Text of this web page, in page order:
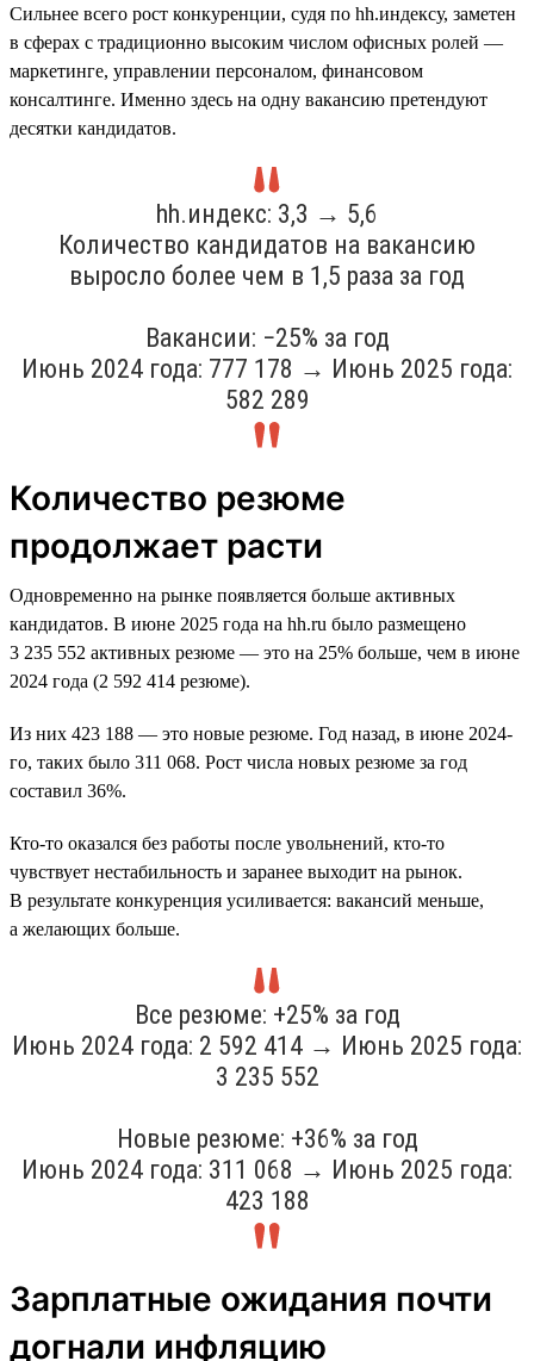
Сильнее всего рост конкуренции, судя по hh.индексу, заметен
в сферах с традиционно высоким числом офисных ролей —
маркетинге, управлении персоналом, финансовом
консалтинге. Именно здесь на одну вакансию претендуют
десятки кандидатов.
hh.индекс: 3,3 → 5,6
Количество кандидатов на вакансию
выросло более чем в 1,5 раза за год
Вакансии: −25% за год
Июнь 2024 года: 777 178 → Июнь 2025 года:
582 289
Количество резюме
продолжает расти
Одновременно на рынке появляется больше активных
кандидатов. В июне 2025 года на hh.ru было размещено
3 235 552 активных резюме — это на 25% больше, чем в июне
2024 года (2 592 414 резюме).
Из них 423 188 — это новые резюме. Год назад, в июне 2024-
го, таких было 311 068. Рост числа новых резюме за год
составил 36%.
Кто-то оказался без работы после увольнений, кто-то
чувствует нестабильность и заранее выходит на рынок.
В результате конкуренция усиливается: вакансий меньше,
а желающих больше.
Все резюме: +25% за год
Июнь 2024 года: 2 592 414 → Июнь 2025 года:
3 235 552
Новые резюме: +36% за год
Июнь 2024 года: 311 068 → Июнь 2025 года:
423 188
Зарплатные ожидания почти
догнали инфляцию